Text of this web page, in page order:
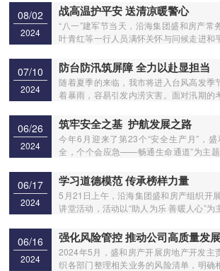
开，着力提升员工思想道德修养和文明素质
08/02
2024
战高温护平安 送清凉暖警心
“八一”建军节当天，沿海集团盛和房产常
叶青红等一行人员满怀关怀与问候走进和
怀与支持。
07/10
2024
防台防汛筑屏障 全力以赴显担当
随着夏季的来临，我市将进入台风高发季
着暴雨，容易引发内涝灾害。面对汛期的
时还组织各项目开展防汛应急演练，盛
位、严阵以待，全力应对这个夏天的狂风
防汛安全屏障。
06/26
2024
筑牢安全之基 护航发展之路
今年6月迎来了第23个“安全生产月”，
全，个个会应急——畅通生命通道”为主题
生产防线。
06/17
2024
学习道德模范 传承榜样力量
5月21日上午，沿海集团盛和房产组织开
讲堂活动，活动以“助人为乐 善暖人心”为
节展开，着力提升员工思想道德修养和文明
06/16
2024
强化风险管控 推动公司高质量发展
2024年5月，盛和房产开展房地产开发主
织各部门整理相关业务的风险清单，明确